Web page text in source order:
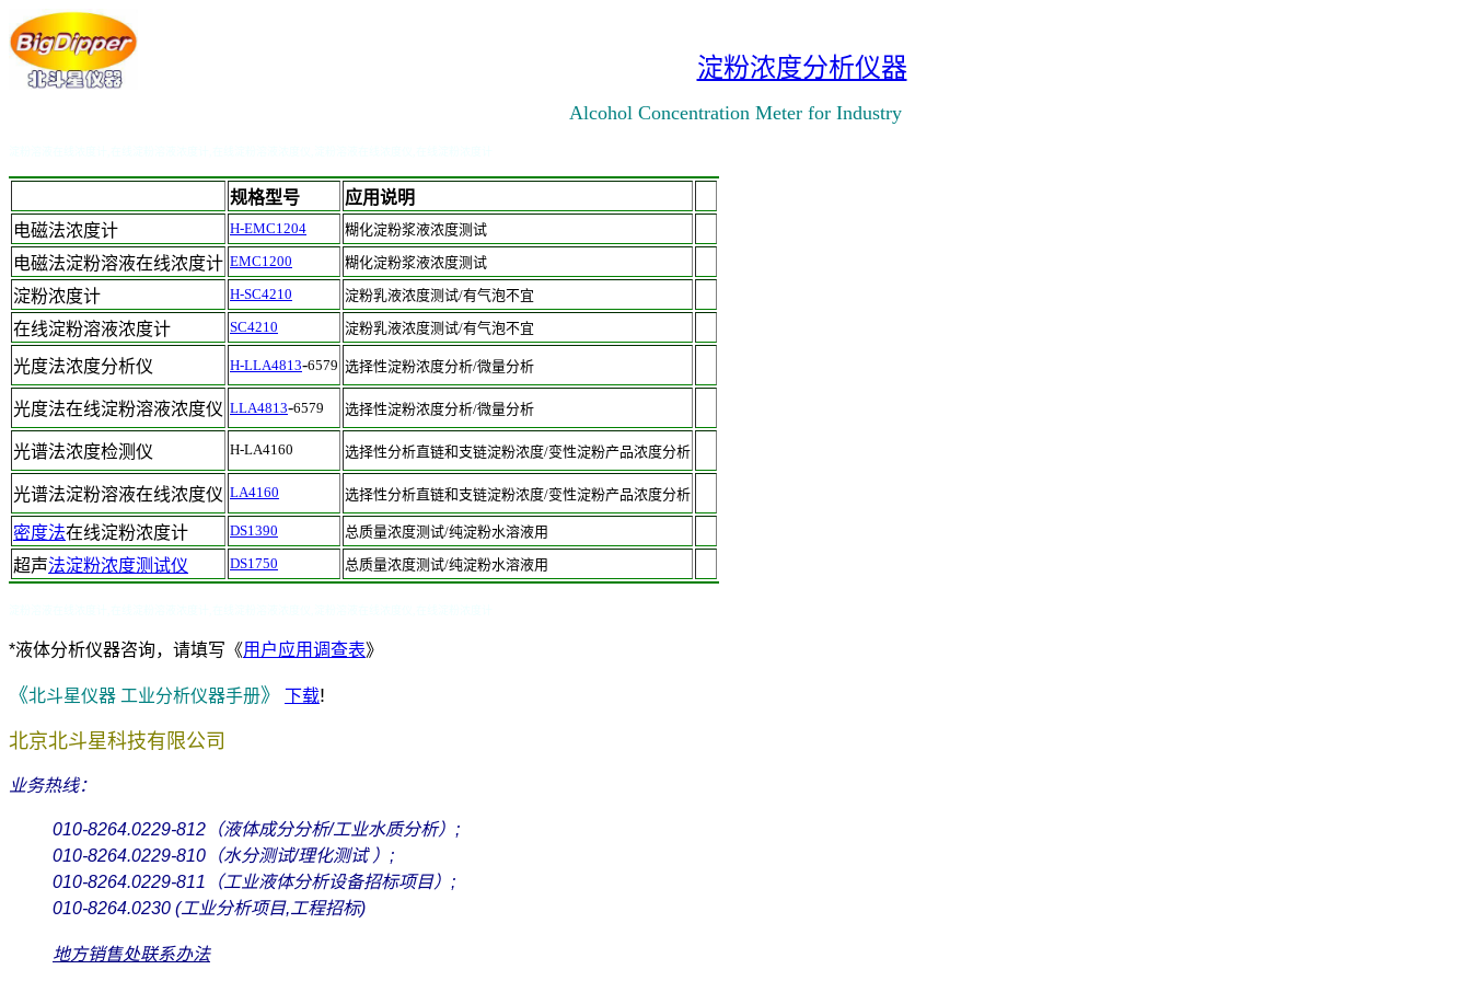
淀粉浓度分析仪器
Alcohol Concentration Meter for Industry
规格型号
应用说明
电磁法浓度计
H-EMC1204 糊化淀粉浆液浓度测试
电磁法淀粉溶液在线浓度计 EMC1200 糊化淀粉浆液浓度测试
淀粉浓度计 H-SC4210 淀粉乳液浓度测试/有气泡不宜
在线淀粉溶液浓度计 SC4210 淀粉乳液浓度测试/有气泡不宜
光度法浓度分析仪 H-LLA4813-6579 选择性淀粉浓度分析/微量分析
光度法在线淀粉溶液浓度仪 LLA4813-6579 选择性淀粉浓度分析/微量分析
光谱法浓度检测仪 H-LA4160 选择性分析直链和支链淀粉浓度/变性淀粉产品浓度分析
光谱法淀粉溶液在线浓度仪 LA4160 选择性分析直链和支链淀粉浓度/变性淀粉产品浓度分析
密度法在线淀粉浓度计 DS1390 总质量浓度测试/纯淀粉水溶液用
超声法淀粉浓度测试仪 DS1750 总质量浓度测试/纯淀粉水溶液用
*液体分析仪器咨询，请填写 《用户应用调查表》
《北斗星仪器 工业分析仪器手册》 下载!
北京北斗星科技有限公司
业务热线：
010-8264.0229-812（液体成分分析/工业水质分析） ;
010-8264.0229-810（水分测试/理化测试 ） ;
010-8264.0229-811（工业液体分析设备招标项目） ;
010-8264.0230 (工业分析项目,工程招标)
地方销售处联系办法